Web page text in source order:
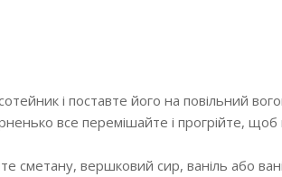
і поставте його на повільний
все перемішайте і прогрійте,
сметану, вершковий сир, ваніль або